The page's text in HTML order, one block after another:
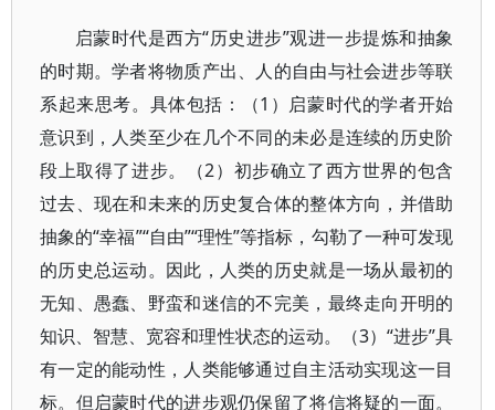
启蒙时代是西方“历史进步”观进一步提炼和抽象
的时期。学者将物质产出、人的自由与社会进步等联
系起来思考。具体包括：（1）启蒙时代的学者开始
意识到，人类至少在几个不同的未必是连续的历史阶
段上取得了进步。（2）初步确立了西方世界的包含
过去、现在和未来的历史复合体的整体方向，并借助
抽象的“幸福”“自由”“理性”等指标，勾勒了一种可发现
的历史总运动。因此，人类的历史就是一场从最初的
无知、愚蠢、野蛮和迷信的不完美，最终走向开明的
知识、智慧、宽容和理性状态的运动。（3）“进步”具
有一定的能动性，人类能够通过自主活动实现这一目
标。但启蒙时代的进步观仍保留了将信将疑的一面。